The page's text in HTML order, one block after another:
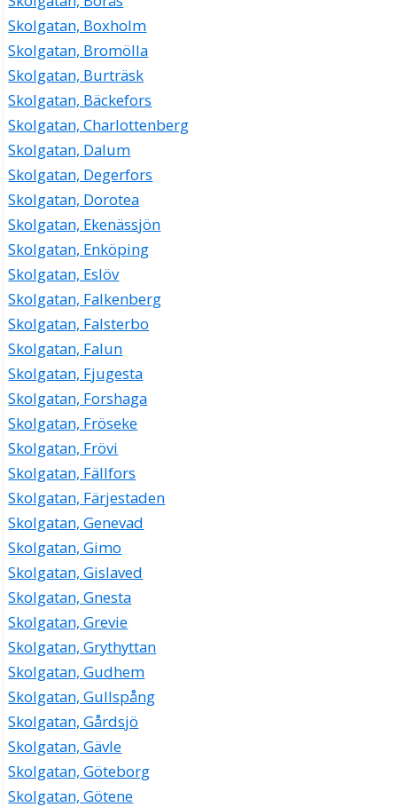
Skolgatan, Boxholm
Skolgatan, Bromölla
Skolgatan, Burträsk
Skolgatan, Bäckefors
Skolgatan, Charlottenberg
Skolgatan, Dalum
Skolgatan, Degerfors
Skolgatan, Dorotea
Skolgatan, Ekenässjön
Skolgatan, Enköping
Skolgatan, Eslöv
Skolgatan, Falkenberg
Skolgatan, Falsterbo
Skolgatan, Falun
Skolgatan, Fjugesta
Skolgatan, Forshaga
Skolgatan, Fröseke
Skolgatan, Frövi
Skolgatan, Fällfors
Skolgatan, Färjestaden
Skolgatan, Genevad
Skolgatan, Gimo
Skolgatan, Gislaved
Skolgatan, Gnesta
Skolgatan, Grevie
Skolgatan, Grythyttan
Skolgatan, Gudhem
Skolgatan, Gullspång
Skolgatan, Gårdsjö
Skolgatan, Gävle
Skolgatan, Göteborg
Skolgatan, Götene